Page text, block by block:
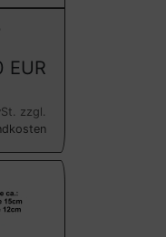
EUR
zzgl.